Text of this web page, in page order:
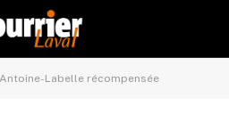
Labelle récompensée